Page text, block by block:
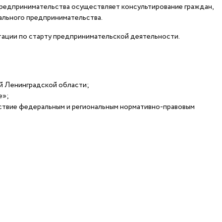
осуществляет консультирование граждан,
предпринимательства.
по старту предпринимательской деятельности.
Ленинградской области;
федеральным и региональным нормативно-правовым